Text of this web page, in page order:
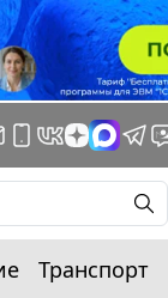
Транспорт